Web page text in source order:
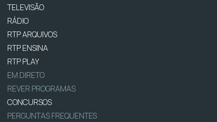
TELEVISÃO
RÁDIO
RTP ARQUIVOS
RTP ENSINA
RTP PLAY
EM DIRETO
REVER PROGRAMAS
CONCURSOS
PERGUNTAS FREQUENTES